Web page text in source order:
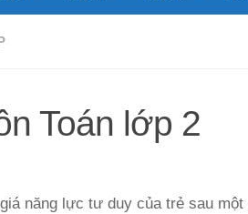
Toán lớp 2
năng lực tư duy của trẻ sau một